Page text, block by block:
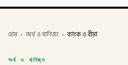
হোম › অর্থ ও বাণিজ্য › ব্যাংক ও বীমা
অর্থ ও বাণিজ্য